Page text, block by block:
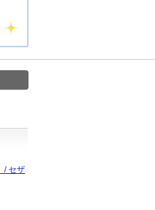
/ セザ